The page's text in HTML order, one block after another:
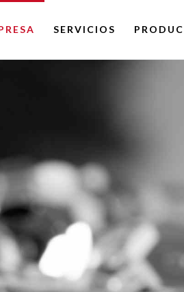
SERVICIOS